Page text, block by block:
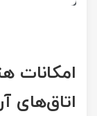
امکانات
اتاق‌های